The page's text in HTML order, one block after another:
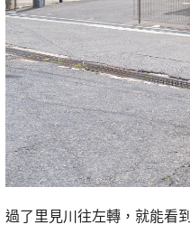
過了里見川往左轉，就能看到